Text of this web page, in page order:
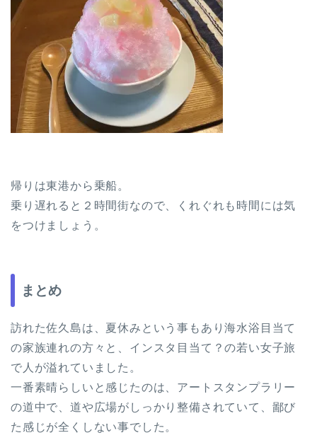
帰りは東港から乗船。
乗り遅れると２時間街なので、くれぐれも時間には気
をつけましょう。
まとめ
訪れた佐久島は、夏休みという事もあり海水浴目当て
の家族連れの方々と、インスタ目当て？の若い女子旅
で人が溢れていました。
一番素晴らしいと感じたのは、アートスタンプラリー
の道中で、道や広場がしっかり整備されていて、鄙び
た感じが全くしない事でした。